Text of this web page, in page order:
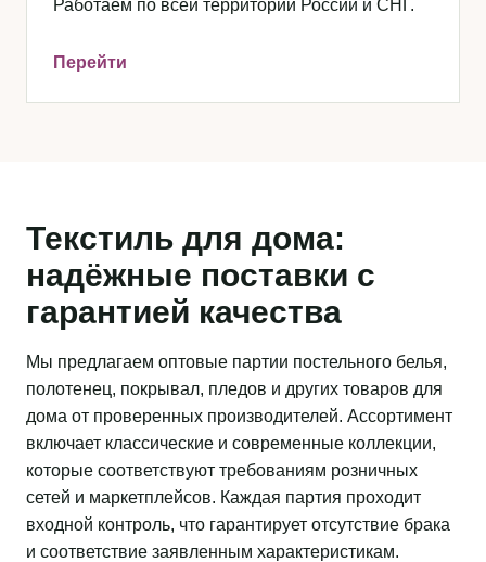
Работаем по всей территории России и СНГ.
Перейти
Текстиль для дома:
надёжные поставки с
гарантией качества
Мы предлагаем оптовые партии постельного белья,
полотенец, покрывал, пледов и других товаров для
дома от проверенных производителей. Ассортимент
включает классические и современные коллекции,
которые соответствуют требованиям розничных
сетей и маркетплейсов. Каждая партия проходит
входной контроль, что гарантирует отсутствие брака
и соответствие заявленным характеристикам.